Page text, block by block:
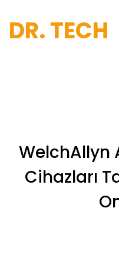
DR. TECH
WelchAllyn
Cihazları